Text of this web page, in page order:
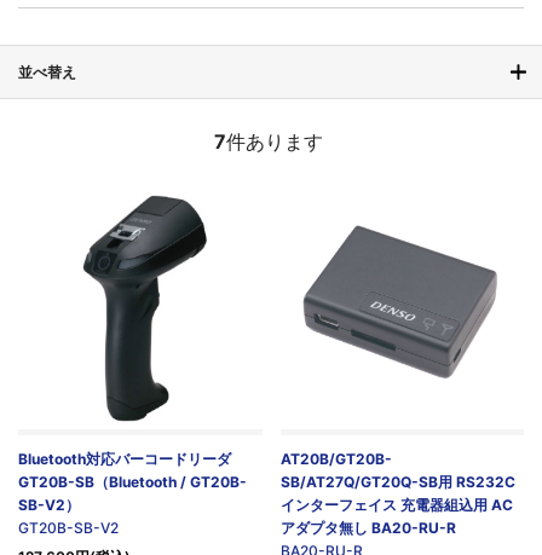
並べ替え
7件あります
Bluetooth対応バーコードリーダ
GT20B-SB（Bluetooth / GT20B-
SB-V2）
GT20B-SB-V2
AT20B/GT20B-
SB/AT27Q/GT20Q-SB用 RS232C
インターフェイス 充電器組込用 AC
アダプタ無し BA20-RU-R
BA20-RU-R